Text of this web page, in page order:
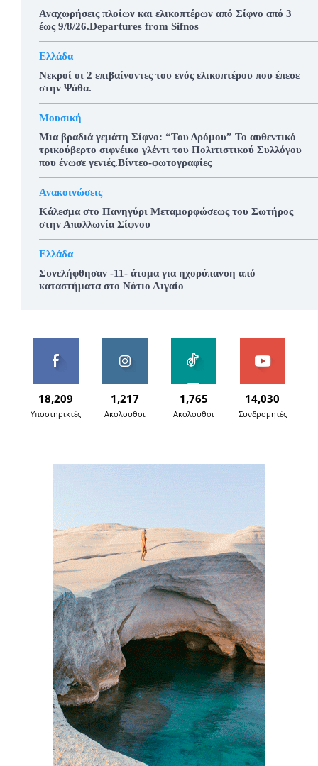
Αναχωρήσεις πλοίων και ελικοπτέρων από Σίφνο από 3
έως 9/8/26.Departures from Sifnos
Ελλάδα
Νεκροί οι 2 επιβαίνοντες του ενός ελικοπτέρου που έπεσε
στην Ψάθα.
Μουσική
Μια βραδιά γεμάτη Σίφνο: “Του Δρόμου” Το αυθεντικό
τρικούβερτο σιφνέικο γλέντι του Πολιτιστικού Συλλόγου
που ένωσε γενιές.Βίντεο-φωτογραφίες
Ανακοινώσεις
Κάλεσμα στο Πανηγύρι Μεταμορφώσεως του Σωτήρος
στην Απολλωνία Σίφνου
Ελλάδα
Συνελήφθησαν -11- άτομα για ηχορύπανση από
καταστήματα στο Νότιο Αιγαίο
18,209
Υποστηρικτές
1,217
Ακόλουθοι
1,765
Ακόλουθοι
14,030
Συνδρομητές